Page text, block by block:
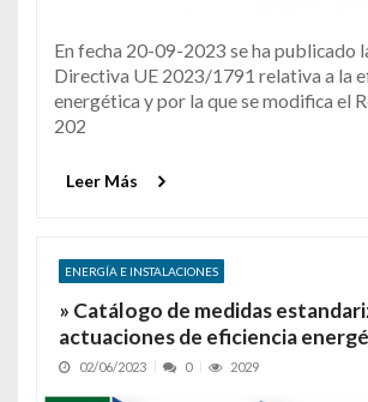
En fecha 20-09-2023 se ha publicado
Directiva UE 2023/1791 relativa a la
energética y por la que se modifica el
202
Leer Más
ENERGÍA E INSTALACIONES
» Catálogo de medidas
actuaciones de eficiencia
02/06/2023 0 2029